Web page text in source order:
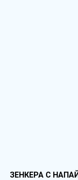
ЗЕНКЕРА C